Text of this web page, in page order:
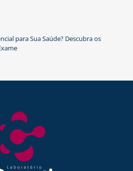
para Sua Saúde? Descubra os